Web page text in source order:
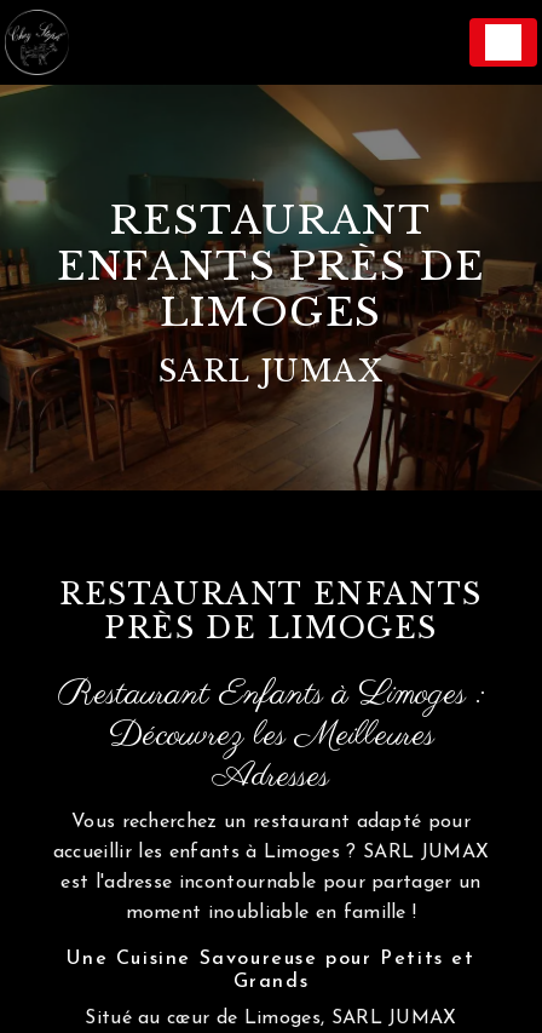
RESTAURANT
ENFANTS PRÈS DE
LIMOGES
SARL JUMAX
RESTAURANT ENFANTS
PRÈS DE LIMOGES
Restaurant Enfants à Limoges :
Découvrez les Meilleures
Adresses
Vous recherchez un restaurant adapté pour
accueillir les enfants à Limoges ? SARL JUMAX
est l'adresse incontournable pour partager un
moment inoubliable en famille !
Une Cuisine Savoureuse pour Petits et
Grands
Situé au cœur de Limoges, SARL JUMAX
Panneau de gestion des cookies